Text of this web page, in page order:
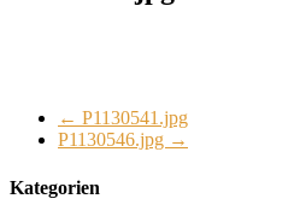
← P1130541.jpg
P1130546.jpg →
Kategorien